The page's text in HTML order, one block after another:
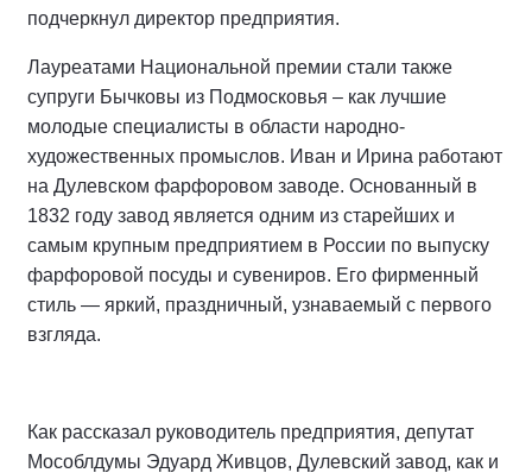
подчеркнул директор предприятия.
Лауреатами Национальной премии стали также
супруги Бычковы из Подмосковья – как лучшие
молодые специалисты в области народно-
художественных промыслов. Иван и Ирина работают
на Дулевском фарфоровом заводе. Основанный в
1832 году завод является одним из старейших и
самым крупным предприятием в России по выпуску
фарфоровой посуды и сувениров. Его фирменный
стиль — яркий, праздничный, узнаваемый с первого
взгляда.
Как рассказал руководитель предприятия, депутат
Мособлдумы Эдуард Живцов, Дулевский завод, как и